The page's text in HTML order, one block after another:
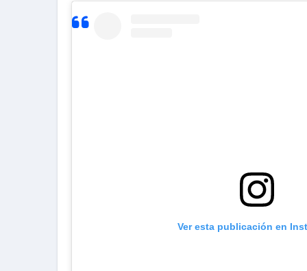
Ver esta publicación en